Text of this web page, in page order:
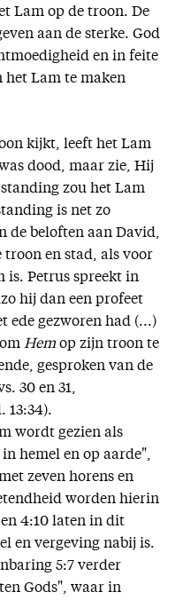
Lam op de troon. De
aan de sterke. God
en in feite
het Lam te maken
kijkt, leeft het Lam
dood, maar zie, Hij
zou het Lam
is net zo
de beloften aan David,
en stad, als voor
is. Petrus spreekt in
hij dan een profeet
ede gezworen had (...)
Hemop zijn troon te
gesproken van de
30 en 31,
13:34).
wordt gezien als
hemel en op aarde",
zeven horens en
worden hierin
4:10 laten in dit
en vergeving nabij is.
5:7 verder
Gods", waar in